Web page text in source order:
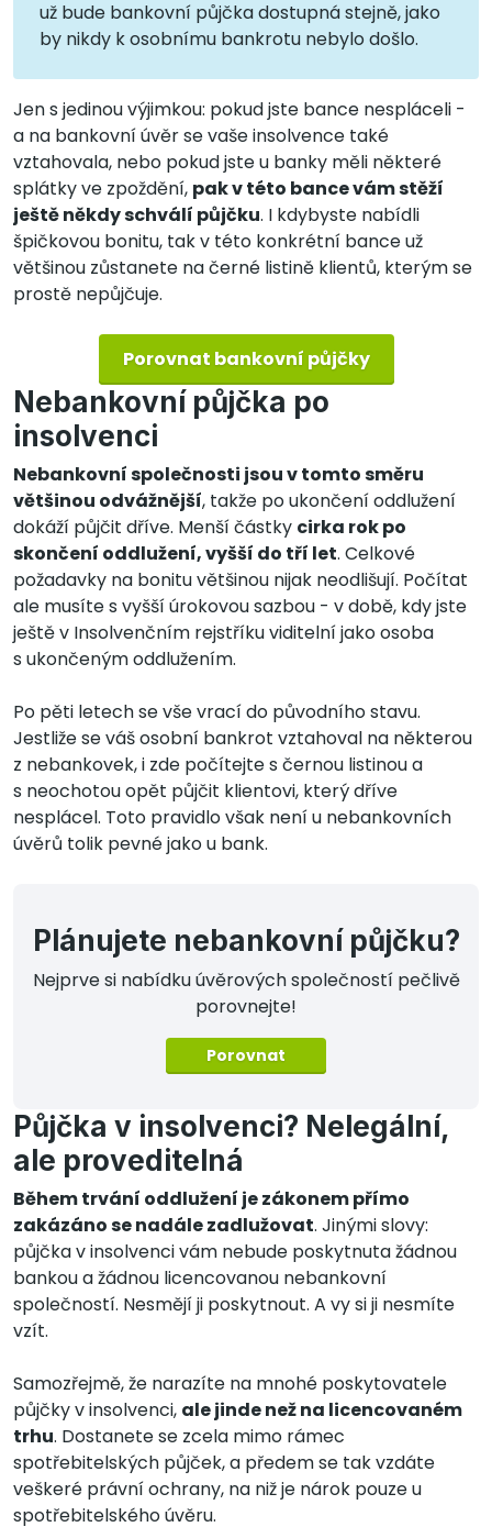
už bude bankovní půjčka dostupná stejně, jako
by nikdy k osobnímu bankrotu nebylo došlo.
Jen s jedinou výjimkou: pokud jste bance nespláceli -
a na bankovní úvěr se vaše insolvence také
vztahovala, nebo pokud jste u banky měli některé
splátky ve zpoždění, pak v této bance vám stěží
ještě někdy schválí půjčku. I kdybyste nabídli
špičkovou bonitu, tak v této konkrétní bance už
většinou zůstanete na černé listině klientů, kterým se
prostě nepůjčuje.
Porovnat bankovní půjčky
Nebankovní půjčka po
insolvenci
Nebankovní společnosti jsou v tomto směru
většinou odvážnější, takže po ukončení oddlužení
dokáží půjčit dříve. Menší částky cirka rok po
skončení oddlužení, vyšší do tří let. Celkové
požadavky na bonitu většinou nijak neodlišují. Počítat
ale musíte s vyšší úrokovou sazbou - v době, kdy jste
ještě v Insolvenčním rejstříku viditelní jako osoba
s ukončeným oddlužením.
Po pěti letech se vše vrací do původního stavu.
Jestliže se váš osobní bankrot vztahoval na některou
z nebankovek, i zde počítejte s černou listinou a
s neochotou opět půjčit klientovi, který dříve
nesplácel. Toto pravidlo však není u nebankovních
úvěrů tolik pevné jako u bank.
Plánujete nebankovní půjčku?
Nejprve si nabídku úvěrových společností pečlivě
porovnejte!
Porovnat
Půjčka v insolvenci? Nelegální,
ale proveditelná
Během trvání oddlužení je zákonem přímo
zakázáno se nadále zadlužovat. Jinými slovy:
půjčka v insolvenci vám nebude poskytnuta žádnou
bankou a žádnou licencovanou nebankovní
společností. Nesmějí ji poskytnout. A vy si ji nesmíte
vzít.
Samozřejmě, že narazíte na mnohé poskytovatele
půjčky v insolvenci, ale jinde než na licencovaném
trhu. Dostanete se zcela mimo rámec
spotřebitelských půjček, a předem se tak vzdáte
veškeré právní ochrany, na niž je nárok pouze u
spotřebitelského úvěru.